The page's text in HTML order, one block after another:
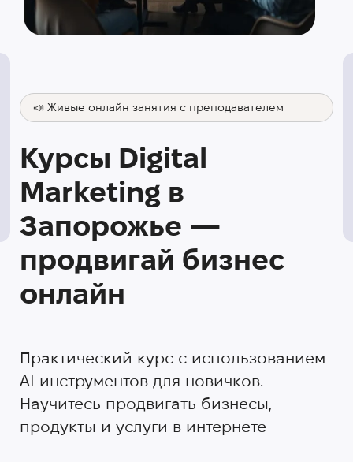
📣 Живые онлайн занятия с преподавателем
Курсы Digital
Marketing в
Запорожье —
продвигай бизнес
онлайн
Практический курс с использованием
AI инструментов для новичков.
Научитесь продвигать бизнесы,
продукты и услуги в интернете